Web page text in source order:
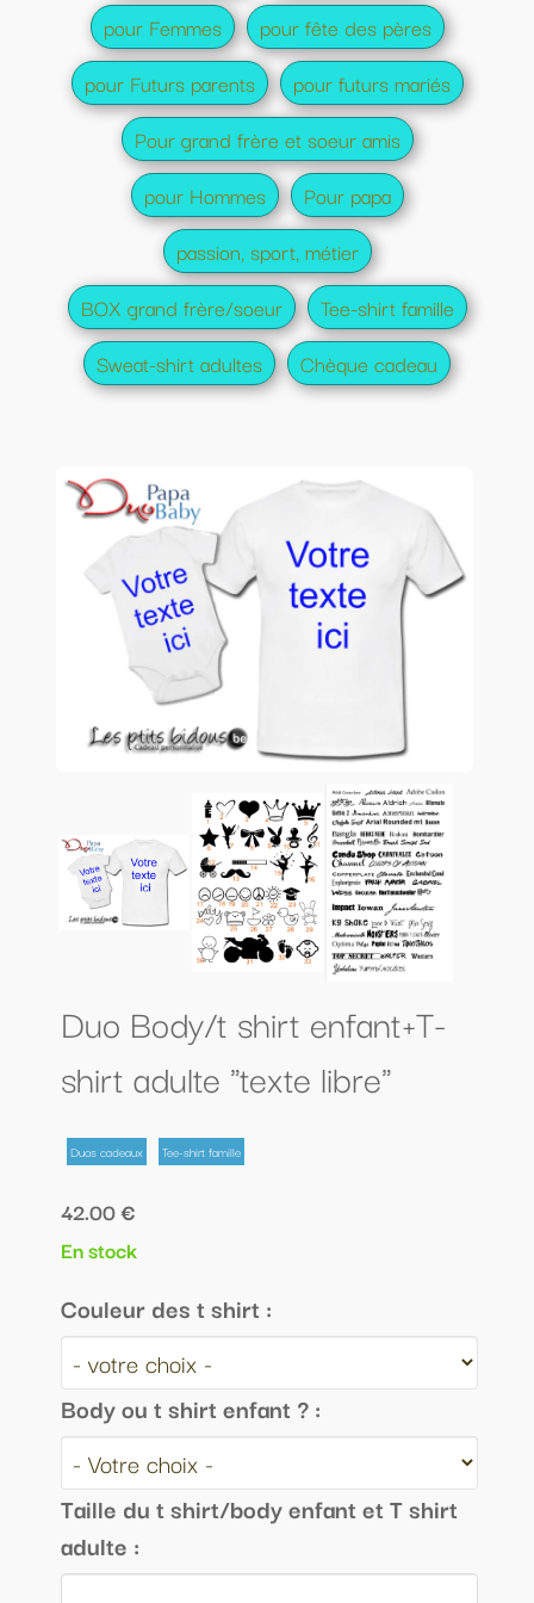
pour Femmes
pour fête des pères
pour Futurs parents
pour futurs mariés
Pour grand frère et soeur amis
pour Hommes
Pour papa
passion, sport, métier
BOX grand frère/soeur
Tee-shirt famille
Sweat-shirt adultes
Chèque cadeau
Duo Body/t shirt enfant+T-
shirt adulte "texte libre"
Duos cadeaux Tee-shirt famille
42.00 €
En stock
Couleur des t shirt :
Body ou t shirt enfant ? :
Taille du t shirt/body enfant et T shirt
adulte :